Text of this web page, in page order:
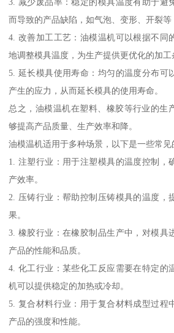
而导致的产品缺陷，如气泡、变形、开裂等
4. 改善加工工艺：油模温机可以根据不同
地调整模具温度，为生产提供更优化的加工
5. 延长模具使用寿命：均匀的温度分布可
产生的应力，从而延长模具的使用寿命。
总之，油模温机在塑料、橡胶等行业的生
够提高产品质量、生产效率和降。
油模温机适用于多种场景，以下是一些常见
1. 注塑行业：用于注塑模具的温度控制，
产效率。
2. 压铸行业：帮助控制压铸模具的温度，
果。
3. 橡胶行业：在橡胶制品生产中，对模具
产品的性能和品质。
4. 化工行业：某些化工反应需要在特定的
机可以提供稳定的加热或冷却。
5. 复合材料行业：用于复合材料成型过程
产品的强度和性能。